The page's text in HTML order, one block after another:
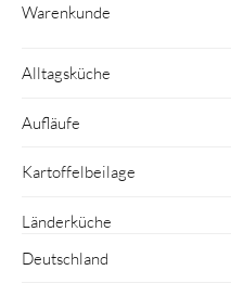
Warenkunde
Alltagsküche
Aufläufe
Kartoffelbeilage
Länderküche
Deutschland